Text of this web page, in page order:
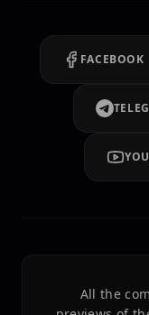
FACEBOOK
All the